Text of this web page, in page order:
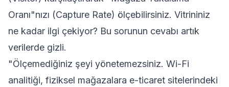
Oranı"nızı (Capture Rate) ölçebilirsiniz. Vitrininiz
ne kadar ilgi çekiyor? Bu sorunun cevabı artık
verilerde gizli.
"Ölçemediğiniz şeyi yönetemezsiniz. Wi-Fi
analitiği, fiziksel mağazalara e-ticaret sitelerindeki